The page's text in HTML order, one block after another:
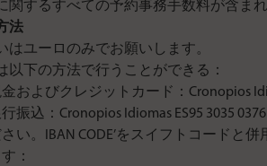
関するすべての予約事務手数料が含まれ
法
はユーロのみでお願いします。
以下の方法で行うことができる：
およびクレジットカード：Cronopios
振込：Cronopios Idiomas ES95 3035
さい。IBAN CODE’をスイフトコードと
：